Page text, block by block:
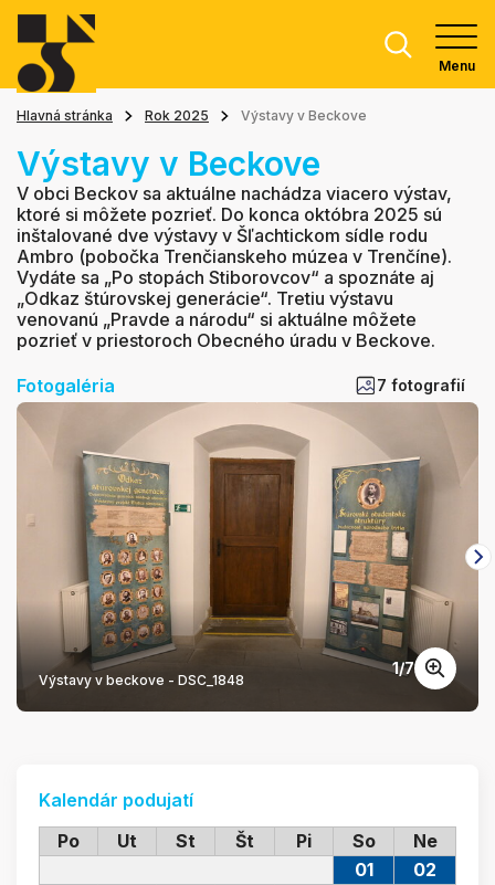
Menu
Hlavná stránka Rok 2025 Výstavy v Beckove
Výstavy v Beckove
V obci Beckov sa aktuálne nachádza viacero výstav,
ktoré si môžete pozrieť. Do konca októbra 2025 sú
inštalované dve výstavy v Šľachtickom sídle rodu
Ambro (pobočka Trenčianskeho múzea v Trenčíne).
Vydáte sa „Po stopách Stiborovcov“ a spoznáte aj
„Odkaz štúrovskej generácie“. Tretiu výstavu
venovanú „Pravde a národu“ si aktuálne môžete
pozrieť v priestoroch Obecného úradu v Beckove.
Fotogaléria 7 fotografií
Výstavy v beckove - DSC_1848
1/7
Kalendár podujatí
Po
Ut St Št Pi So Ne
01
02